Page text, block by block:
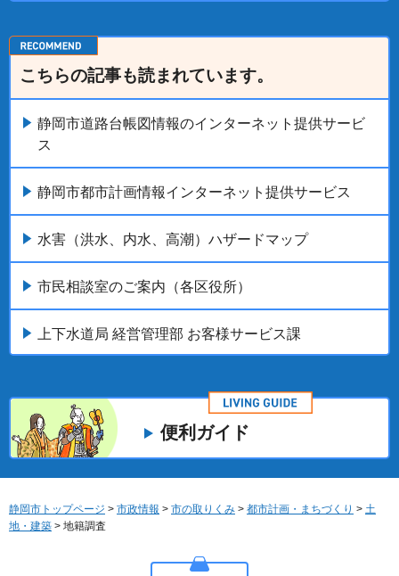
こちらの記事も読まれています。
静岡市道路台帳図情報のインターネット提供サービ
ス
静岡市都市計画情報インターネット提供サービス
水害（洪水、内水、高潮）ハザードマップ
市民相談室のご案内（各区役所）
上下水道局 経営管理部 お客様サービス課
便利ガイド
静岡市トップページ > 市政情報 > 市の取りくみ > 都市計画・まちづくり > 土
地・建築 > 地籍調査